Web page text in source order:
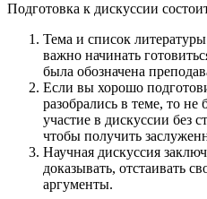
Подготовка к дискуссии
Тема и список
важно начинать
была обозначена
Если вы хорошо
разобрались в теме, то
участие в дискуссии без
чтобы получить
Научная дискуссия
доказывать, отстаивать
аргументы.